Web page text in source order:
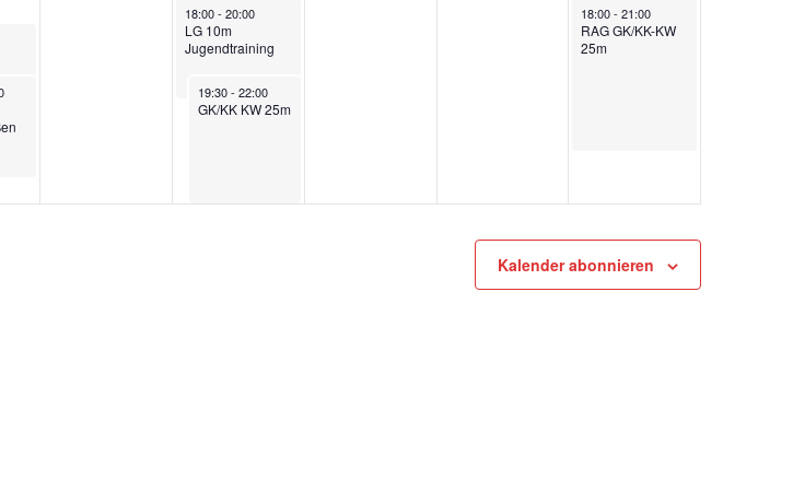
June 4, 2026
18:00-20:00
LG 10m
Jugendtraining
June 4, 2026
19:30-22:00
GK/KK KW 25m
June 7, 2026
18:00-21:00
RAG GK/KK-KW
25m
Kalender abonnieren